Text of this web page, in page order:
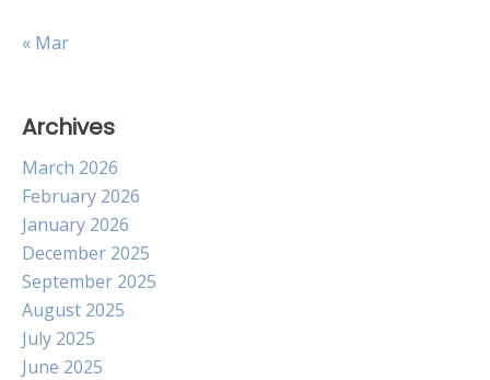
« Mar
Archives
March 2026
February 2026
January 2026
December 2025
September 2025
August 2025
July 2025
June 2025